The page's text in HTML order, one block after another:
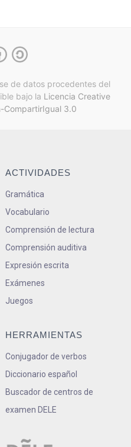
de datos procedentes del
bajo la Licencia Creative
CompartirIgual 3.0
ACTIVIDADES
Gramática
Vocabulario
Comprensión de lectura
Comprensión auditiva
Expresión escrita
Exámenes
Juegos
HERRAMIENTAS
Conjugador de verbos
Diccionario español
Buscador de centros de
examen DELE